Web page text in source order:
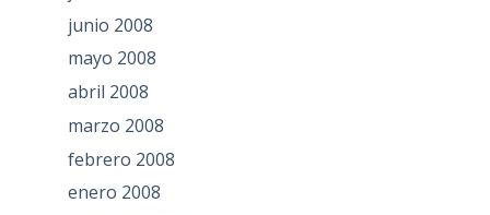
junio 2008
mayo 2008
abril 2008
marzo 2008
febrero 2008
enero 2008